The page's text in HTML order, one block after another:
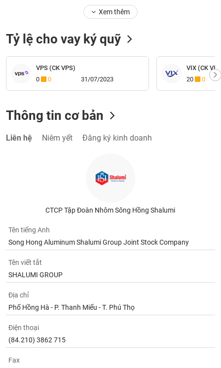
Xem thêm
Tỷ lệ cho vay ký quỹ
VPS (CK VPS)
0
0 31/07/2023
VIX (CK VIX
20
0
Thông tin cơ bản
Liên hệ Niêm yết Đăng ký kinh doanh
CTCP Tập Đoàn Nhôm Sông Hồng Shalumi
Tên tiếng Anh
Song Hong Aluminum Shalumi Group Joint Stock Company
Tên viết tắt
SHALUMI GROUP
Địa chỉ
Phố Hồng Hà - P. Thanh Miếu - T. Phú Thọ
Điện thoại
(84.210) 3862 715
Fax